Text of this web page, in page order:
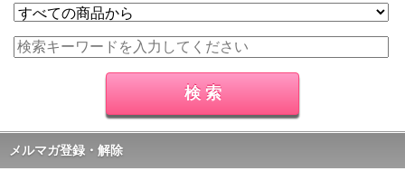
メルマガ登録・解除